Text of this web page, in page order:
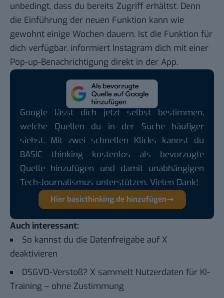
unbedingt, dass du bereits Zugriff erhältst. Denn
die Einführung der neuen Funktion kann wie
gewohnt einige Wochen dauern. Ist die Funktion für
dich verfügbar, informiert Instagram dich mit einer
Pop-up-Benachrichtigung direkt in der App.
Google lässt dich jetzt selbst bestimmen,
welche Quellen du in der Suche häufiger
siehst. Mit zwei schnellen Klicks kannst du
BASIC thinking kostenlos als bevorzugte
Quelle hinzufügen und damit unabhängigen
Tech-Journalismus unterstützen. Vielen Dank!
Hier basicthinking.de hinzufügen
Auch interessant:
So kannst du die Datenfreigabe auf X
deaktivieren
DSGVO-Verstoß? X sammelt Nutzerdaten für KI-
Training – ohne Zustimmung